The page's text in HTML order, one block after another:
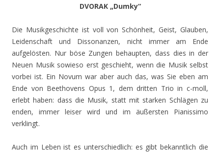
DVORAK „Dumky“
Die Musikgeschichte ist voll von Schönheit, Geist, Glauben,
Leidenschaft und Dissonanzen, nicht immer am Ende
aufgelösten. Nur böse Zungen behaupten, dass dies in der
Neuen Musik sowieso erst geschieht, wenn die Musik selbst
vorbei ist. Ein Novum war aber auch das, was Sie eben am
Ende von Beethovens Opus 1, dem dritten Trio in c-moll,
erlebt haben: dass die Musik, statt mit starken Schlägen zu
enden, immer leiser wird und im äußersten Pianissimo
verklingt.
Auch im Leben ist es unterschiedlich: es gibt bekanntlich die